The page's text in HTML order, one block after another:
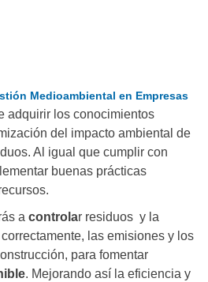
Medioambiental en Empresas
adquirir los conocimientos
del impacto ambiental de
Al igual que cumplir con
buenas prácticas
a controlar residuos y la
las emisiones y los
para fomentar
ble. Mejorando así la eficiencia y